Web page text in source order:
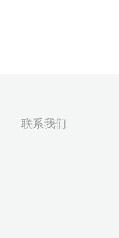
联系我们